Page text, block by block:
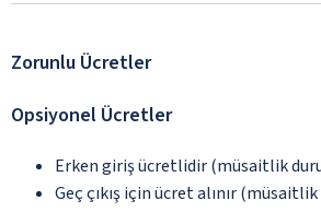
Zorunlu Ücretler
Opsiyonel Ücretler
Erken giriş ücretlidir (müsaitlik
Geç çıkış için ücret alınır